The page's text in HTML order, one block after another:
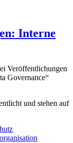
Interne
Veröffentlichungen
Governance“
und stehen auf